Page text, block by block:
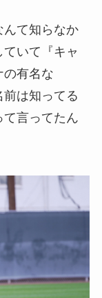
んて知らなか
いて『キャ
の有名な
は知ってる
言ってたん